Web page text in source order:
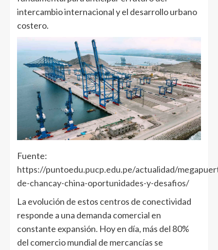
intercambio internacional y el desarrollo urbano
costero.
Fuente:
https://puntoedu.pucp.edu.pe/actualidad/
de-chancay-china-oportunidades-y-desafios/
La evolución de estos centros de conectividad
responde a una demanda comercial en
constante expansión. Hoy en día, más del 80%
del comercio mundial de mercancías se